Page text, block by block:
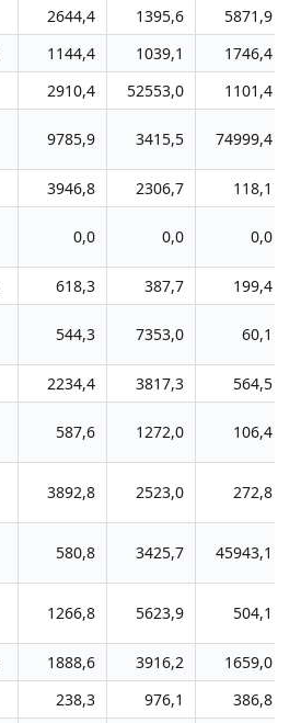
2644,4 1395,6
5871,9
1144,4 1039,1
1746,4
2910,4 52553,0
1101,4
9785,9 3415,5 74999,4
3946,8 2306,7
118,1
0,0 0,0 0,0
618,3 387,7
199,4
544,3 7353,0 60,1
2234,4 3817,3
564,5
587,6 1272,0 106,4
3892,8 2523,0 272,8
580,8 3425,7 45943,1
1266,8 5623,9 504,1
1888,6 3916,2
1659,0
238,3 976,1
386,8